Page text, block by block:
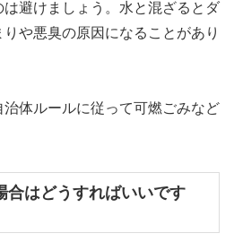
避けましょう。水と混ざるとダ
や悪臭の原因になることがあり
体ルールに従って可燃ごみなど
合はどうすればいいです